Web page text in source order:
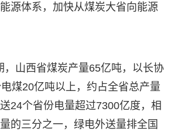
源体系，加快从煤炭大省向能源
，山西省煤炭产量65亿吨，以长协
煤20亿吨以上，约占全省总产量
24个省份电量超过7300亿度，相
的三分之一，绿电外送量排全国